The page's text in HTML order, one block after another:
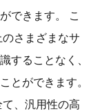
できます。 こ
さまざまなサ
することなく、
とができます。
、汎用性の高